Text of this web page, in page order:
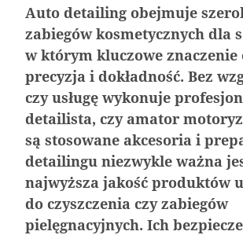
Nagrzane wnętrze samochodu –
sobie poradzić?
Aerodynamika samochodu w
pojazdów sportowych
Klejenie szyb samochodowych –
polega?
Jak dbać o wnętrze samochodu
Auto detailing obejmuje
zabiegów kosmetycznych dla
w którym kluczowe znaczenie
precyzja i dokładność. Bez
czy usługę wykonuje
detailista, czy amator
są stosowane akcesoria i
detailingu niezwykle ważna
najwyższa jakość produktów
do czyszczenia czy zabiegów
pielęgnacyjnych. Ich